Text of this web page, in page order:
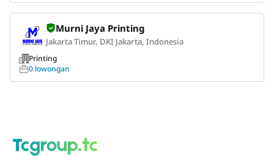
Murni Jaya Printing
Jakarta Timur, DKI Jakarta, Indonesia
Printing
0 lowongan